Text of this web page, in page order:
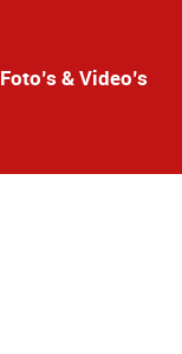
Foto’s & Video’s